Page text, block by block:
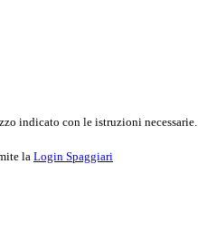
indicato con le istruzioni necessarie.
la Login Spaggiari